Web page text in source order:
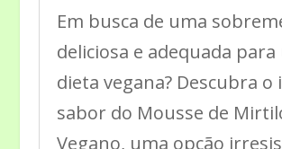
Em busca de uma
deliciosa e adequada para
dieta vegana? Descubra o
sabor do Mousse de
Vegano, uma opção